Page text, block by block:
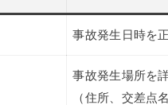
事故発生日時を
事故発生場所を
（住所、交差点